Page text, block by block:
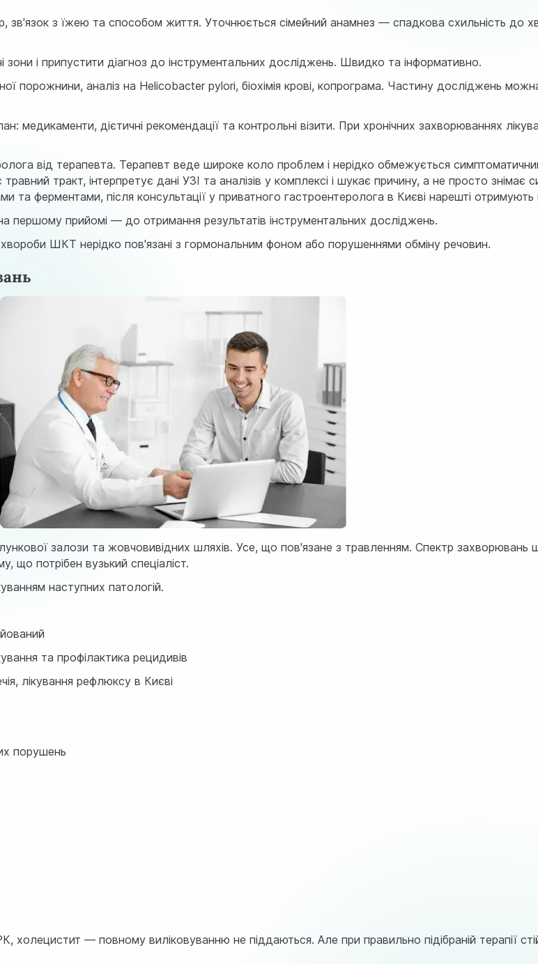
зв'язок з їжею та способом життя. Уточнюється сімейний анамнез — спадкова схильність до
і припустити діагноз до інструментальних досліджень. Швидко та інформативно.
порожнини, аналіз на Helicobacter pylori, біохімія крові, копрограма. Частину досліджень
медикаменти, дієтичні рекомендації та контрольні візити. При хронічних захворюваннях
від терапевта. Терапевт веде широке коло проблем і нерідко обмежується
тракт, інтерпретує дані УЗІ та аналізів у комплексі і шукає причину, а не просто
та ферментами, після консультації у приватного гастроентеролога в Києві нарешті отримують
першому прийомі — до отримання результатів інструментальних досліджень.
ШКТ нерідко пов'язані з гормональним фоном або порушеннями обміну речовин.
залози та жовчовивідних шляхів. Усе, що пов'язане з травленням. Спектр захворювань
що потрібен вузький спеціаліст.
наступних патологій.
та профілактика рецидивів
лікування рефлюксу в Києві
порушень
холецистит — повному виліковуванню не піддаються. Але при правильно підібраній терапії